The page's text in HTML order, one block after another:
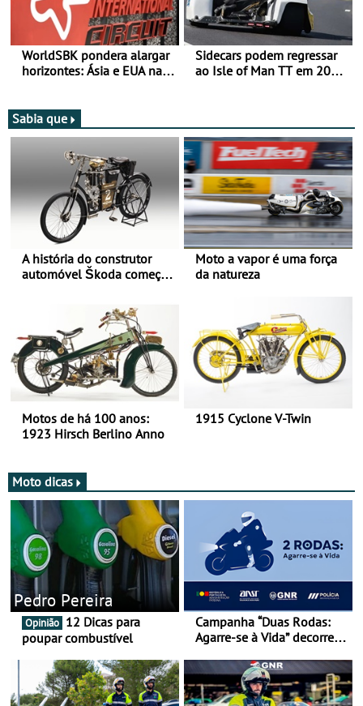
WorldSBK pondera alargar
horizontes: Ásia e EUA na
Sidecars podem regressar
ao Isle of Man TT em 2027
Sabia que
A história do construtor
automóvel Škoda começou
Moto a vapor é uma força
da natureza
Motos de há 100 anos:
1923 Hirsch Berlino Anno
1915 Cyclone V-Twin
Moto dicas
Pedro Pereira
Opinião
poupar combustível
Campanha “Duas Rodas:
Agarre-se à Vida” decorre